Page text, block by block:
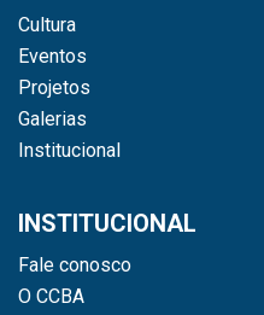
Cultura
Eventos
Projetos
Galerias
Institucional
INSTITUCIONAL
Fale conosco
O CCBA